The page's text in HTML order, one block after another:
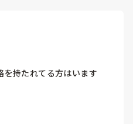
を持たれてる方はいます
働きたいところで、この資